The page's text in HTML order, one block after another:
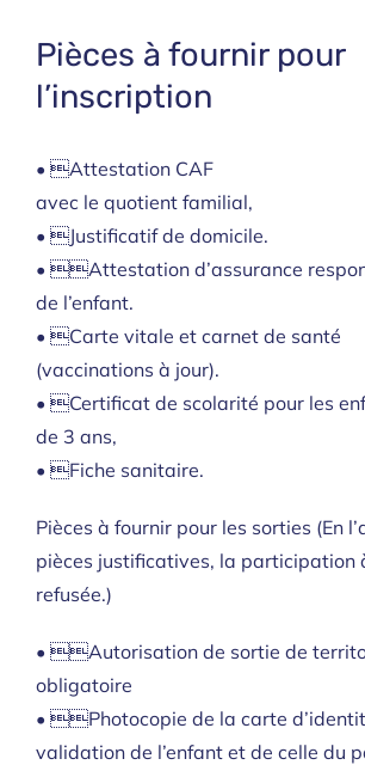
Pièces à fournir pour
l’inscription
• Attestation CAF
avec le quotient familial,
• Justificatif de domicile.
• Attestation d’assurance
de l’enfant.
• Carte vitale et carnet de santé
(vaccinations à jour).
• Certificat de scolarité pour les
de 3 ans,
• Fiche sanitaire.
Pièces à fournir pour les sorties (En
pièces justificatives, la participation
refusée.)
• Autorisation de sortie de
obligatoire
• Photocopie de la carte
validation de l’enfant et de celle du